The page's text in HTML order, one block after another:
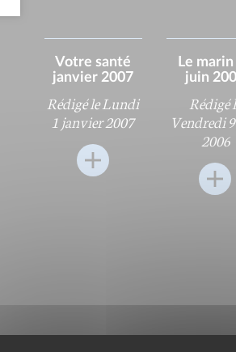
Votre santé
janvier 2007
Rédigé le Lundi
1 janvier 2007
Le
juin
Rédigé
Vendredi
2006